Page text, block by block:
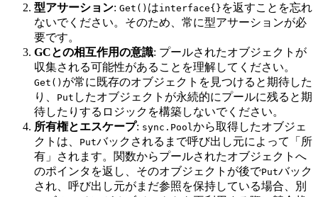
型アサーション: Get() はinterface{} を返すことを忘れ
ないでください。そのため、常に型アサーションが必
要です。
GCとの相互作用の意識: プールされたオブジェクトが
収集される可能性があることを理解してください。
Get() が常に既存のオブジェクトを見つけると期待した
り、
Put したオブジェクトが永続的にプールに残ると期
待したりするロジックを構築しないでください。
所有権とエスケープ: sync.Pool から取得したオブジェ
クトは、
Putバックされるまで呼び出し元によって「所
有」されます。関数からプールされたオブジェクトへ
のポインタを返し、そのオブジェクトが後でPutバック
され、呼び出し元がまだ参照を保持している場合、別